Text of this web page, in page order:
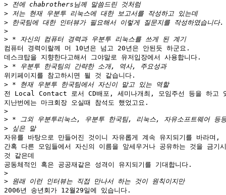
>
>
>
>
>
컴퓨터 경력이랄께 머 10년은 넘고 20년은 안된듯 하군요.
데스크탑을 지향한다고해서 그야말로 유저입장에서 사용합니다.
>
위키페이지를 참고하시면 될 것 같습니다.
>
전 Local Contact 로서 CD배포, 세미나개최, 모임주선 등을 하고
지난번에는 마크회장 오실때 참석도 했었고요.
>
>
>
자유를 바탕으로 만들어진 것이니 자유롭게 계속 유지되기를 바라며,
간혹 다른 모임들에서 자신의 이름을 앞세우거나 공유하는 것을 금기
것 같은데
공동체적인 혹은 공공재같은 성격이 유지되기를 기대합니다.
>
>
2006년 송년회가 12월29일에 있습니다.